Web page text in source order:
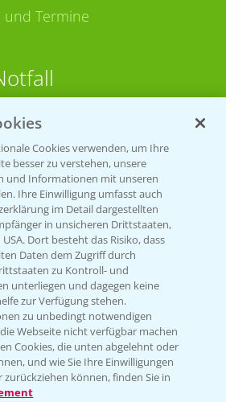
und Termine
WhatsApp
346 564 1
30-20220
Sie uns
Cookies verwenden, um Ihre
besser zu verstehen, unsere
und Informationen mit unseren
Ihre Einwilligung umfasst auch
im Detail dargestellten
in unsicheren Drittstaaten,
Dort besteht das Risiko, dass
Daten dem Zugriff durch
zu Kontroll- und
unterliegen und dagegen keine
zur Verfügung stehen.
zu unbedingt notwendigen
Webseite nicht verfügbar machen
Cookies, die unten abgelehnt oder
und wie Sie Ihre Einwilligungen
können, finden Sie in